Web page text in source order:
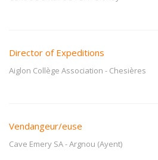
Director of Expeditions
Aiglon Collège Association - Chesières
Vendangeur/euse
Cave Emery SA-Argnou (Ayent)